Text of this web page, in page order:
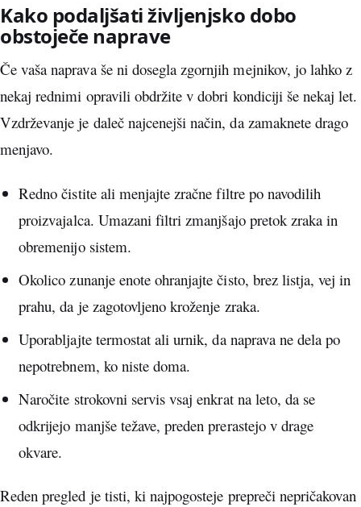
Kako podaljšati življenjsko dobo
obstoječe naprave
Če vaša naprava še ni dosegla zgornjih mejnikov, jo lahko z
nekaj rednimi opravili obdržite v dobri kondiciji še nekaj let.
Vzdrževanje je daleč najcenejši način, da zamaknete drago
menjavo.
Redno čistite ali menjajte zračne filtre po navodilih
proizvajalca. Umazani filtri zmanjšajo pretok zraka in
obremenijo sistem.
Okolico zunanje enote ohranjajte čisto, brez listja, vej in
prahu, da je zagotovljeno kroženje zraka.
Uporabljajte termostat ali urnik, da naprava ne dela po
nepotrebnem, ko niste doma.
Naročite strokovni servis vsaj enkrat na leto, da se
odkrijejo manjše težave, preden prerastejo v drage
okvare.
Reden pregled je tisti, ki najpogosteje prepreči nepričakovan